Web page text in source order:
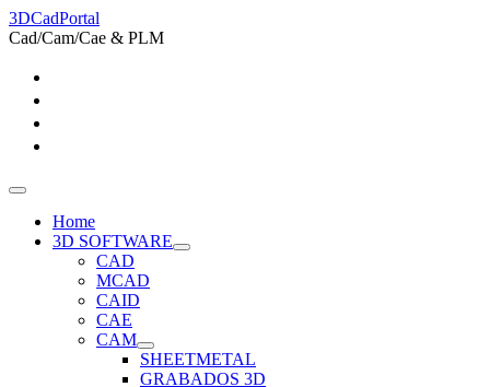
3DCadPortal
Cad/Cam/Cae & PLM
Home
3D SOFTWARE
CAD
MCAD
CAID
CAE
CAM
SHEETMETAL
GRABADOS 3D